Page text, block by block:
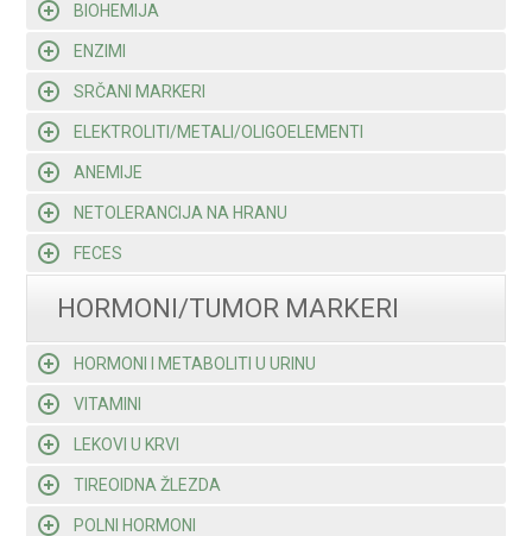
BIOHEMIJA
ENZIMI
SRČANI MARKERI
ELEKTROLITI/METALI/OLIGOELEMENTI
ANEMIJE
NETOLERANCIJA NA HRANU
FECES
HORMONI/TUMOR MARKERI
HORMONI I METABOLITI U URINU
VITAMINI
LEKOVI U KRVI
TIREOIDNA ŽLEZDA
POLNI HORMONI